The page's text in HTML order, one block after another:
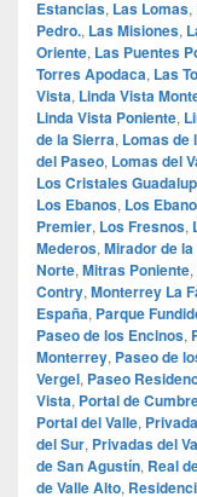
Estancias, Las Lomas,
Pedro., Las Misiones,
Oriente, Las Puentes
Torres Apodaca, Las
Vista, Linda Vista
Linda Vista Poniente,
de la Sierra, Lomas de
del Paseo, Lomas del
Los Cristales
Los Ebanos, Los
Premier, Los Fresnos,
Mederos, Mirador de
Norte, Mitras Poniente,
Contry, Monterrey La
España, Parque
Paseo de los Encinos,
Monterrey, Paseo de
Vergel, Paseo
Vista, Portal de
Portal del Valle,
del Sur, Privadas del
de San Agustín, Real
de Valle Alto,